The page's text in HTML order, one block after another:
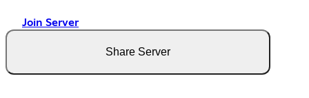
Join Server
Share Server